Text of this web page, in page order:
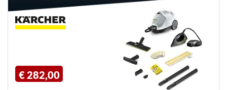
€ 282,00